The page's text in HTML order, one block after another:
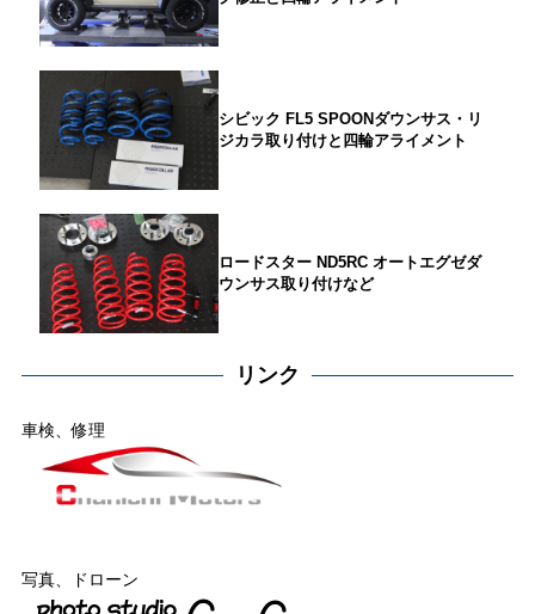
シビック FL5 SPOONダウンサス・リ
ジカラ取り付けと四輪アライメント
ロードスター ND5RC オートエグゼダ
ウンサス取り付けなど
リンク
車検、修理
写真、ドローン